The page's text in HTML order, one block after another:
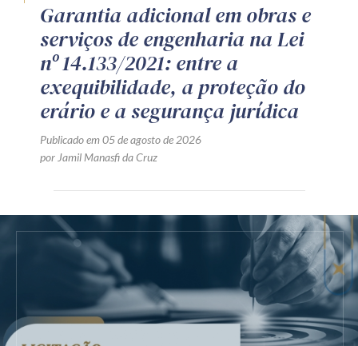
Garantia adicional em obras e
serviços de engenharia na Lei
nº 14.133/2021: entre a
exequibilidade, a proteção do
erário e a segurança jurídica
Publicado em 05 de agosto de 2026
por Jamil Manasfi da Cruz